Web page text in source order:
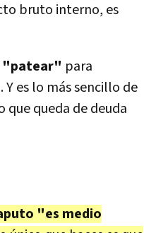
bruto interno, es
"patear" para
es lo más sencillo de
queda de deuda
"es medio